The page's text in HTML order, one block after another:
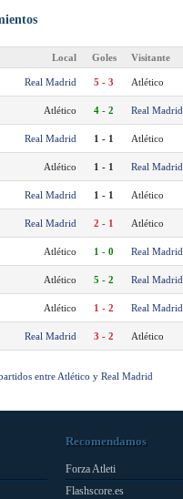
Local Goles Visitante
Real Madrid 5 - 3 Atlético
Atlético 4 - 2 Real Madrid
Real Madrid 1 - 1 Atlético
Atlético 1 - 1 Real Madrid
Real Madrid 1 - 1 Atlético
Real Madrid 2 - 1 Atlético
Atlético 1 - 0 Real Madrid
Atlético 5 - 2 Real Madrid
Atlético 1 - 2 Real Madrid
Real Madrid 3 - 2 Atlético
entre Atlético y Real Madrid
Recomendamos
Forza Atleti
Flashscore.es